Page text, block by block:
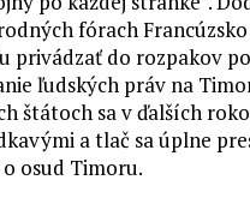
fórach
privádzať do rozpakov
ľudských práv na
štátoch sa v ďalších
a tlač sa úplne
osud Timoru.